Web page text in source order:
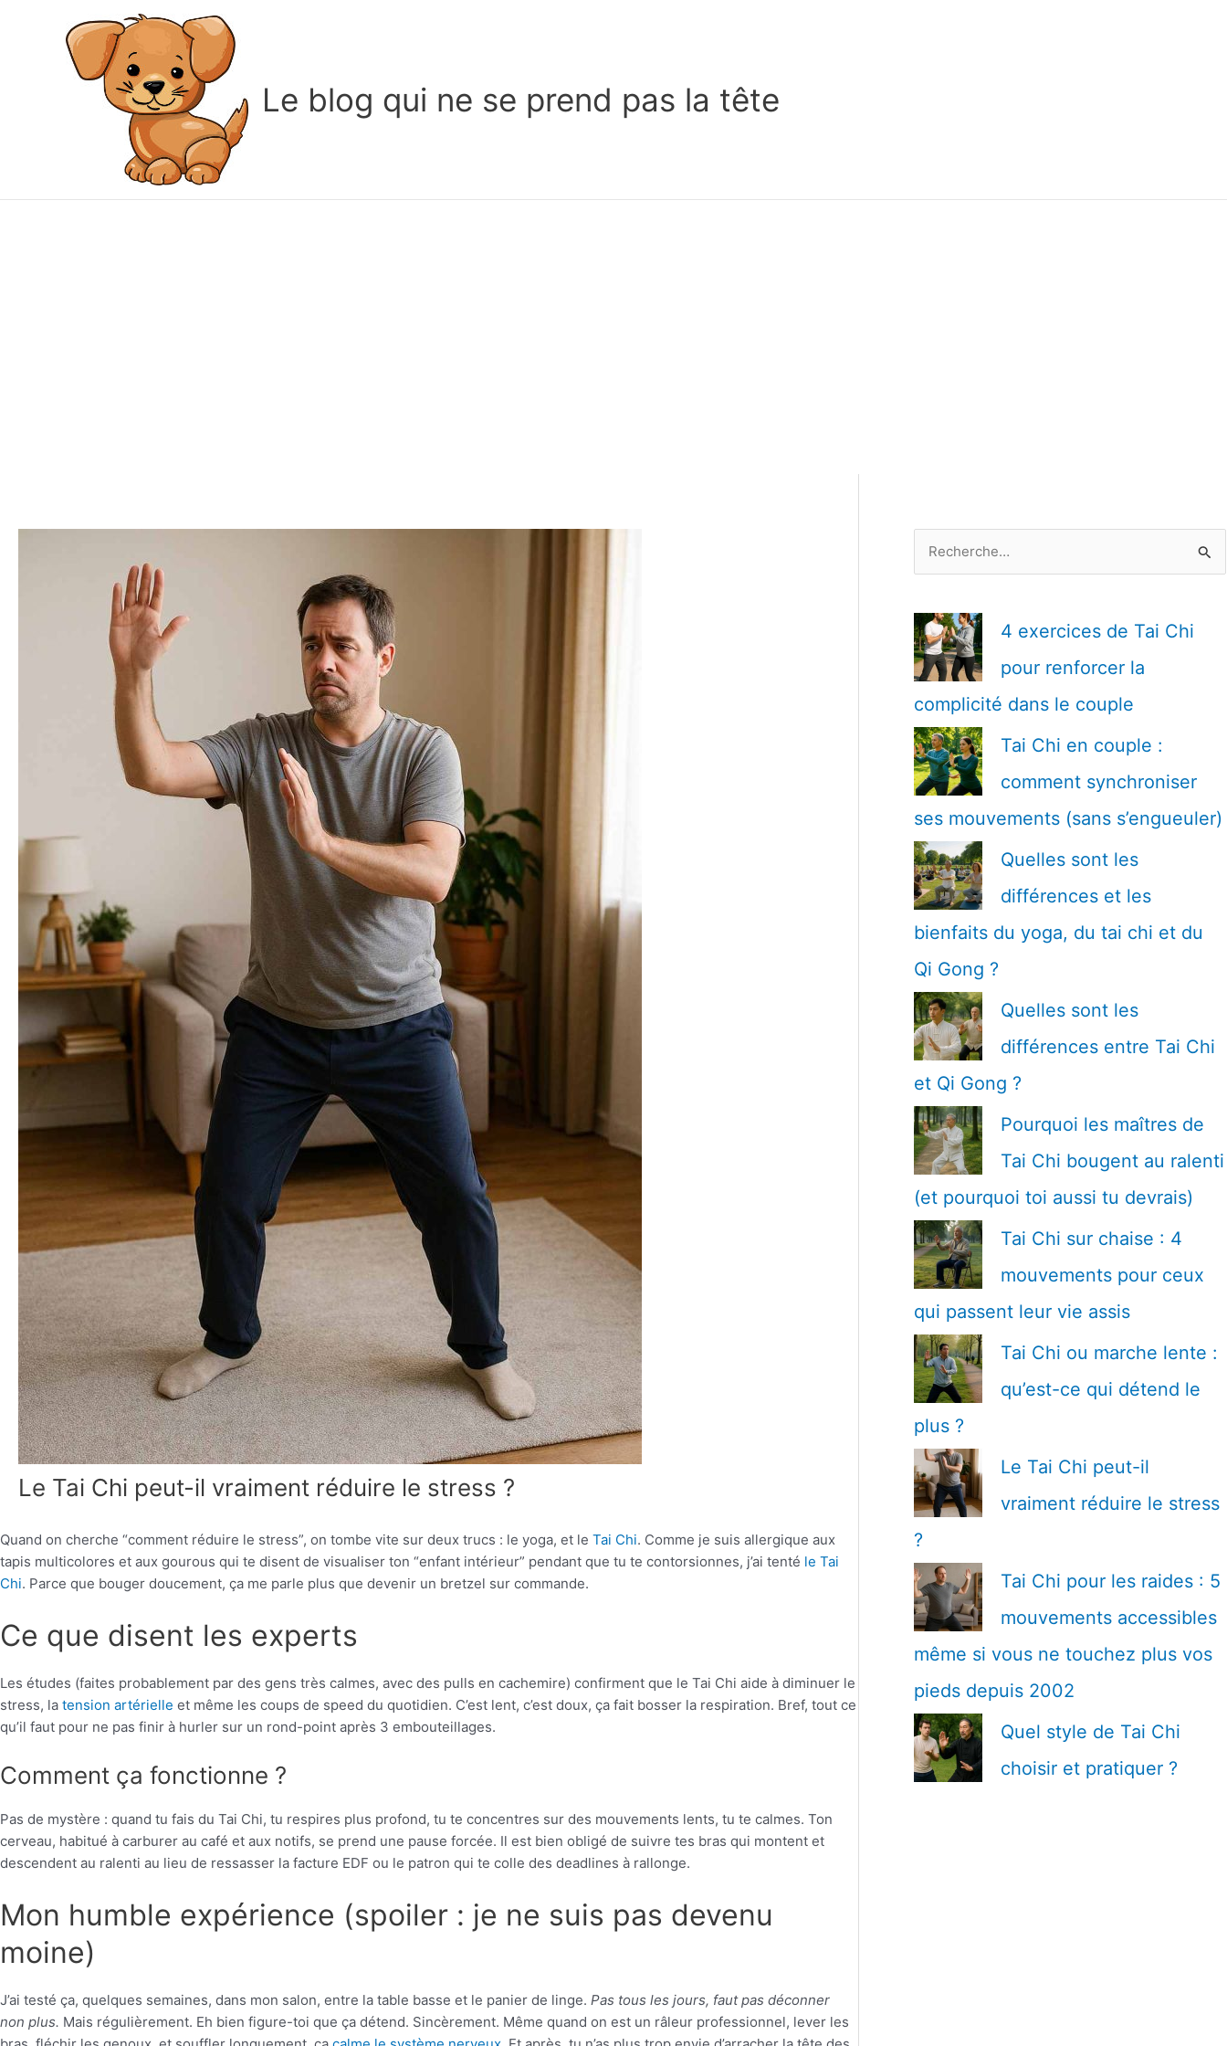
Le blog qui ne se prend pas la tête
Le Tai Chi peut-il vraiment réduire le stress ?
Quand on cherche “comment réduire le stress”, on tombe vite sur deux trucs : le yoga, et le Tai Chi. Comme je suis allergique aux
tapis multicolores et aux gourous qui te disent de visualiser ton “enfant intérieur” pendant que tu te contorsionnes, j’ai tenté le Tai
Chi. Parce que bouger doucement, ça me parle plus que devenir un bretzel sur commande.
Ce que disent les experts
Les études (faites probablement par des gens très calmes, avec des pulls en cachemire) confirment que le Tai Chi aide à diminuer le
stress, la tension artérielle et même les coups de speed du quotidien. C’est lent, c’est doux, ça fait bosser la respiration. Bref, tout ce
qu’il faut pour ne pas finir à hurler sur un rond-point après 3 embouteillages.
Comment ça fonctionne ?
Pas de mystère : quand tu fais du Tai Chi, tu respires plus profond, tu te concentres sur des mouvements lents, tu te calmes. Ton
cerveau, habitué à carburer au café et aux notifs, se prend une pause forcée. Il est bien obligé de suivre tes bras qui montent et
descendent au ralenti au lieu de ressasser la facture EDF ou le patron qui te colle des deadlines à rallonge.
Mon humble expérience (spoiler : je ne suis pas devenu
moine)
J’ai testé ça, quelques semaines, dans mon salon, entre la table basse et le panier de linge. Pas tous les jours, faut pas déconner
non plus. Mais régulièrement. Eh bien figure-toi que ça détend. Sincèrement. Même quand on est un râleur professionnel, lever les
h
e
r
c
h
e
r
:
4 exercices de Tai Chi
pour renforcer la
complicité dans le couple
Tai Chi en couple :
comment synchroniser
ses mouvements (sans s’engueuler)
Quelles sont les
différences et les
bienfaits du yoga, du tai chi et du
Qi Gong ?
Quelles sont les
différences entre Tai Chi
et Qi Gong ?
Pourquoi les maîtres de
Tai Chi bougent au ralenti
(et pourquoi toi aussi tu devrais)
Tai Chi sur chaise : 4
mouvements pour ceux
qui passent leur vie assis
Tai Chi ou marche lente :
qu’est-ce qui détend le
plus ?
Le Tai Chi peut-il
vraiment réduire le stress
?
Tai Chi pour les raides : 5
mouvements accessibles
même si vous ne touchez plus vos
pieds depuis 2002
Quel style de Tai Chi
choisir et pratiquer ?